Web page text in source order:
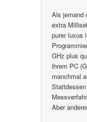
Als jemand
extra
purer luxus
GHz plus
ihrem PC
manchmal
Aber